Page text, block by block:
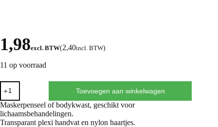
1,98excl. BTW(2,40incl. BTW)
11 op voorraad
Toevoegen aan winkelwagen
Maskerpenseel of bodykwast, geschikt voor
lichaamsbehandelingen.
Transparant plexi handvat en nylon haartjes.